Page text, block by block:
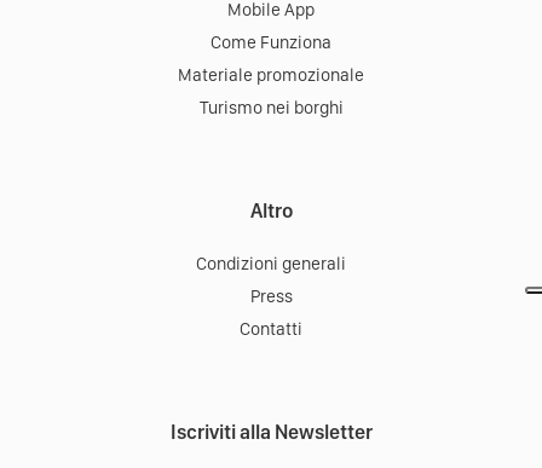
Mobile App
Come Funziona
Materiale promozionale
Turismo nei borghi
Altro
Condizioni generali
Press
Contatti
Iscriviti alla Newsletter